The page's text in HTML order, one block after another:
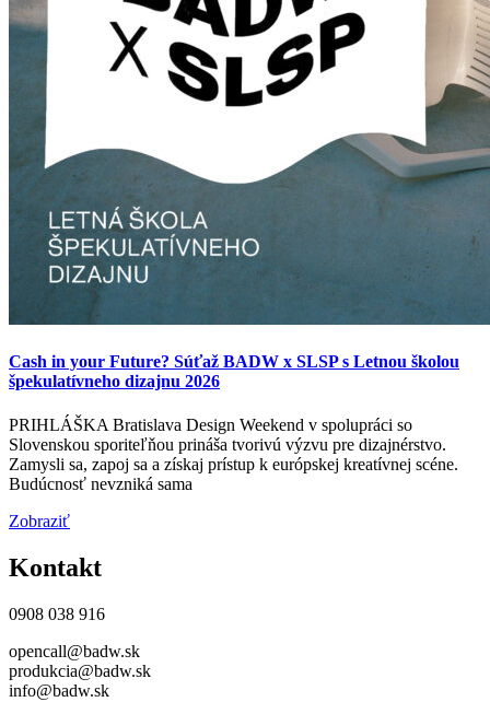
Cash in your Future? Súťaž BADW x SLSP s Letnou školou
špekulatívneho dizajnu 2026
PRIHLÁŠKA Bratislava Design Weekend v spolupráci so
Slovenskou sporiteľňou prináša tvorivú výzvu pre dizajnérstvo.
Zamysli sa, zapoj sa a získaj prístup k európskej kreatívnej scéne.
Budúcnosť nevzniká sama
Zobraziť
Kontakt
0908 038 916
opencall@badw.sk
produkcia@badw.sk
info@badw.sk